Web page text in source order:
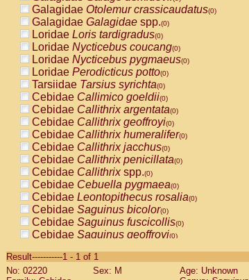
Galagidae Otolemur crassicaudatus(0)
Galagidae Galagidae spp.(0)
Loridae Loris tardigradus(0)
Loridae Nycticebus coucang(0)
Loridae Nycticebus pygmaeus(0)
Loridae Perodicticus potto(0)
Tarsiidae Tarsius syrichta(0)
Cebidae Callimico goeldii(0)
Cebidae Callithrix argentata(0)
Cebidae Callithrix geoffroyi(0)
Cebidae Callithrix humeralifer(0)
Cebidae Callithrix jacchus(0)
Cebidae Callithrix penicillata(0)
Cebidae Callithrixspp.(0)
Cebidae Cebuella pygmaea(0)
Cebidae Leontopithecus rosalia(0)
Cebidae Saguinus bicolor(0)
Cebidae Saguinus fuscicollis(0)
Cebidae Saguinus geoffroyi(0)
CebidaeSaguinus labiatus(0)
Cebidae Saguinus leucopus (0)
Result-----------1 - 1 of 1
No: 02220
Sex: M
Age: Unknown